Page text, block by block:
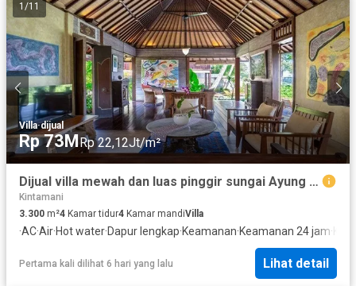
1 /11
Villa·dijual
Rp 73MRp 22,12Jt/m²
Dijual villa mewah dan luas pinggir sungai Ayung dengan pemandangan spektakuler di Ubud
Kintamani
3.300 m²4 Kamar tidur4 Kamar mandiVilla
·AC·Air·Hot water·Dapur lengkap·Keamanan·Keamanan 24 jam·
Pertama kali dilihat 6 hari yang lalu Lihat detail